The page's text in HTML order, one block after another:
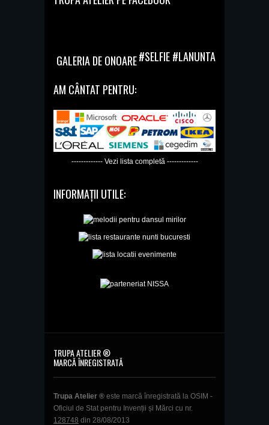
GALERIA DE ONOARE#SELFIE #LANUNTA
AM CÂNTAT PENTRU:
------------- Vezi lista completă -------------
INFORMAȚII UTILE:
TRUPA ATELIER ®
MARCĂ ÎNREGISTRATĂ
Trupa Atelier ® este marcă înregistrată la OSIM -
Oficiul de Stat pentru Invenții și Mărci cu nr.
128748 din 28/08/2013